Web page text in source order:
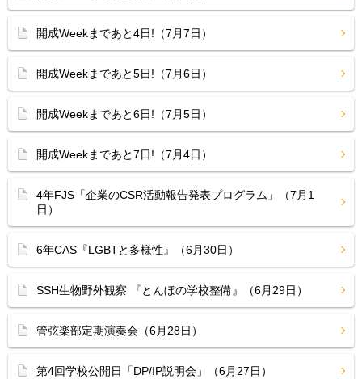
開成Weekまであと4日!（7月7日）
開成Weekまであと5日!（7月6日）
開成Weekまであと6日!（7月5日）
開成Weekまであと7日!（7月4日）
4年FJS「企業のCSR活動報告発表プログラム」（7月1
日）
6年CAS『LGBTと多様性』（6月30日）
SSH生物野外観察 『とんぼの学校整備』（6月29日）
管弦楽部定期演奏会（6月28日）
第4回学校公開日「DP/IP説明会」（6月27日）